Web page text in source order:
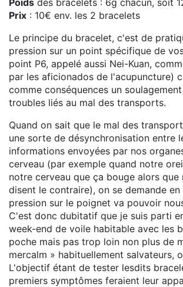
Prix : 10€ env. les 2 bracelets
Le principe du bracelet, c'est de
pression sur un point spécifique de
point P6, appelé aussi Nei-Kuan,
par les aficionados de l'acupuncture)
comme conséquences un
troubles liés au mal des transports.
Quand on sait que le mal des
une sorte de désynchronisation entre
informations envoyées par nos
cerveau (par exemple quand notre
notre cerveau que ça bouge alors que
disent le contraire), on se demande
pression sur le poignet va pouvoir
C'est donc dubitatif que je suis parti
week-end de voile habitable avec les
poche mais pas trop loin non plus de
mercalm » habituellement salvateurs,
L'objectif étant de tester lesdits
premiers symptômes feraient leur